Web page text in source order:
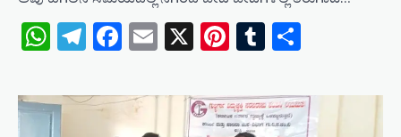
WhatsApp
Telegram
Facebook
Email
X Pinterest
Tumblr